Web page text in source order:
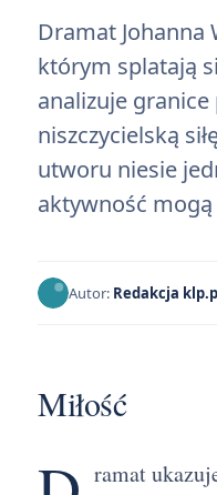
Dramat
którym splatają
analizuje granice
niszczycielską
utworu niesie
aktywność
Autor: Redakcja
Miłość
ramat